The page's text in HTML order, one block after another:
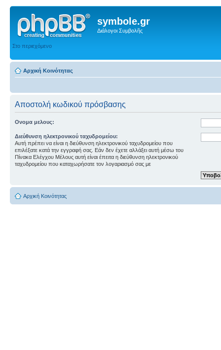
symbole.gr
Διάλογοι Συμβολῆς
Στο περιεχόμενο
Αρχική Κοινότητας
Αποστολή κωδικού πρόσβασης
Ονομα μελους:
Διεύθυνση ηλεκτρονικού ταχυδρομείου:
Αυτή πρέπει να είναι η διεύθυνση ηλεκτρονικού ταχυδρομείου που
επιλέξατε κατά την εγγραφή σας. Εάν δεν έχετε αλλάξει αυτή μέσω του
Πίνακα Ελέγχου Μέλους αυτή είναι έπειτα η διεύθυνση ηλεκτρονικού
ταχυδρομείου που καταχωρήσατε τον λογαριασμό σας με
Αρχική Κοινότητας